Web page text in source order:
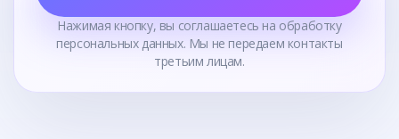
Нажимая кнопку, вы соглашаетесь на обработку
персональных данных. Мы не передаем контакты
третьим лицам.